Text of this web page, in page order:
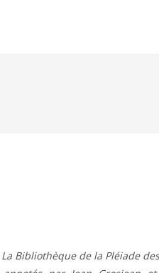
Bibliothèque de la Pléiade